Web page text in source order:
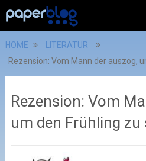
HOME
LITERATUR
Rezension: Vom Mann der auszog,
Rezension: Vom
um den Frühling zu